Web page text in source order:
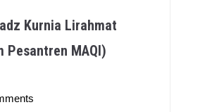
Kurnia Lirahmat
Pesantren MAQI)